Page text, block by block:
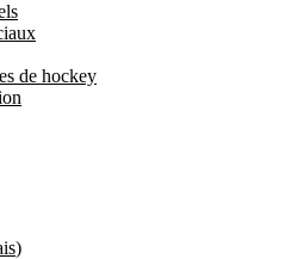
de hockey
)